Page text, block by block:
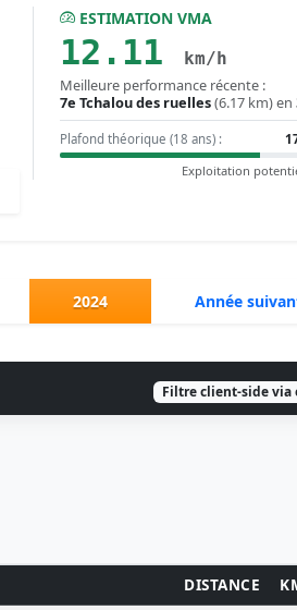
ESTIMATION VMA
12.11 km/h
Meilleure performance récente :
7e Tchalou des ruelles(6.17 km) en
Plafond théorique (18 ans) :
Exploitation
2024 Année
Filtre client-side via
DISTANCE